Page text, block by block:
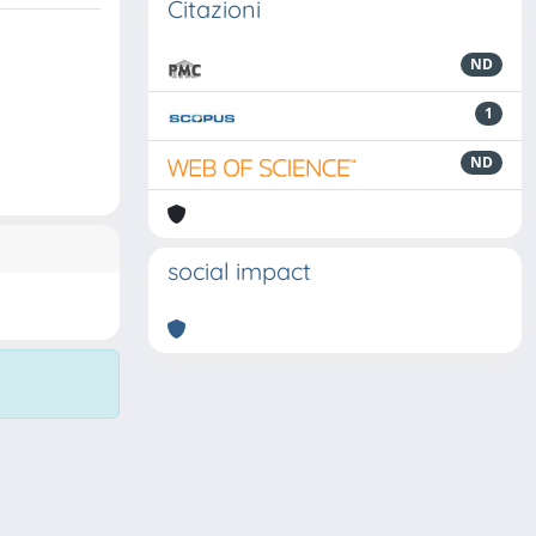
Citazioni
ND
1
ND
social impact